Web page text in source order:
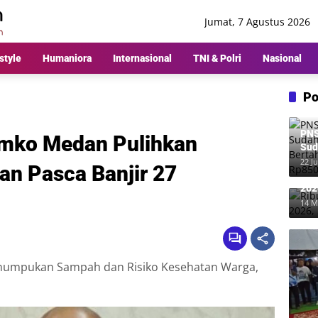
Jumat, 7 Agustus 2026
Humaniora Internasional TNI & Polri Nasional
Medan Pulihkan
Pasca Banjir 27
Sampah dan Risiko Kesehatan Warga,
22
14